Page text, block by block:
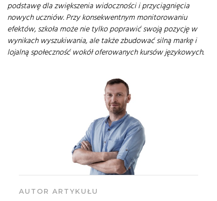
podstawę dla zwiększenia widoczności i przyciągnięcia
nowych uczniów. Przy konsekwentnym monitorowaniu
efektów, szkoła może nie tylko poprawić swoją pozycję w
wynikach wyszukiwania, ale także zbudować silną markę i
lojalną społeczność wokół oferowanych kursów językowych.
AUTOR ARTYKUŁU